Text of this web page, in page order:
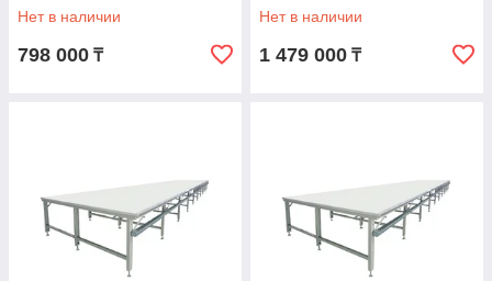
Нет в наличии
798 000 ₸
Нет в наличии
1 479 000 ₸